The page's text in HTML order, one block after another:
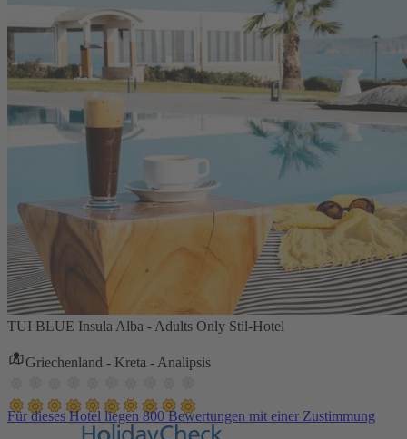
TUI BLUE Insula Alba - Adults Only Stil-Hotel
Griechenland - Kreta - Analipsis
Für dieses Hotel liegen 800 Bewertungen mit einer Zustimmung